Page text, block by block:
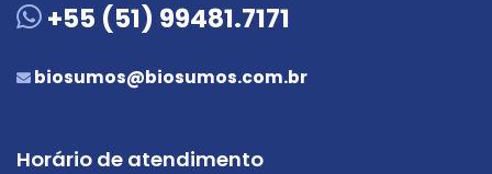
+55 (51) 99481.7171
biosumos@biosumos.com.br
Horário de atendimento